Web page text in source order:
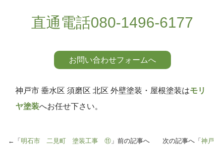
直通電話080-1496-6177
お問い合わせフォームへ
神戸市 垂水区 須磨区 北区 外壁塗装・屋根塗装はモリ
ヤ塗装へお任せ下さい。
←「明石市 二見町 塗装工事 ⑪ 」前の記事へ 次の記事へ「神戸